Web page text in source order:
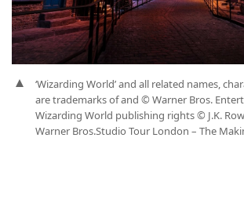
‘Wizarding World’ and all related names,
are trademarks of and © Warner Bros.
Wizarding World publishing rights © J.K.
Warner Bros.Studio Tour London – The